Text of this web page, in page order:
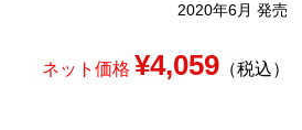
2020年6月 発売
ネット価格 ¥4,059（税込）